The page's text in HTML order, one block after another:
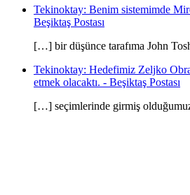
Tekinoktay: Benim sistemimde
Beşiktaş Postası
[…] bir düşünce tarafıma John
Tekinoktay: Hedefimiz Zeljko
etmek olacaktı. - Beşiktaş Postası
[…] seçimlerinde girmiş